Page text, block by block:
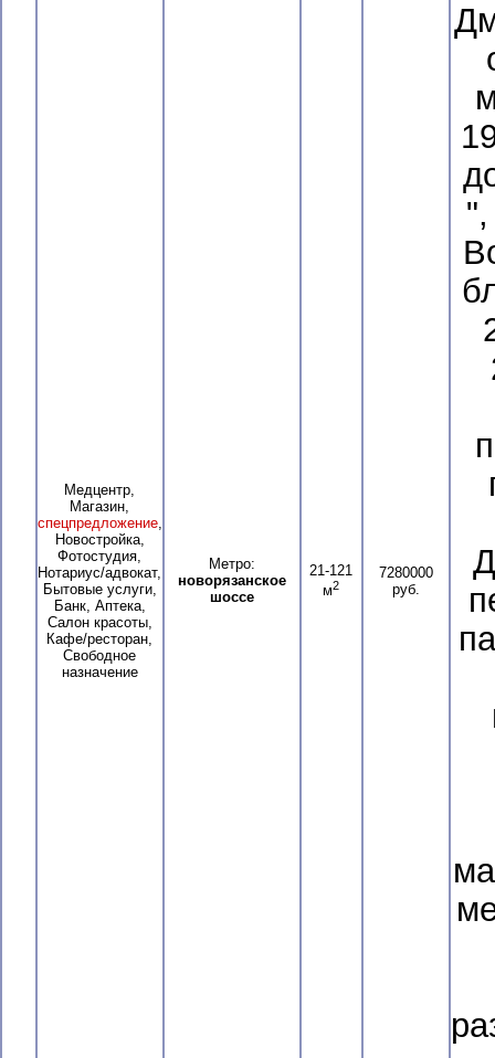
Медцентр,
Магазин,
спецпредложение,
Новостройка,
Фотостудия,
Нотариус/адвокат,
Бытовые услуги,
Банк, Аптека,
Салон красоты,
Кафе/ресторан,
Свободное
назначение
Метро:
новорязанское
шоссе
21-121
м2
7280000
руб.